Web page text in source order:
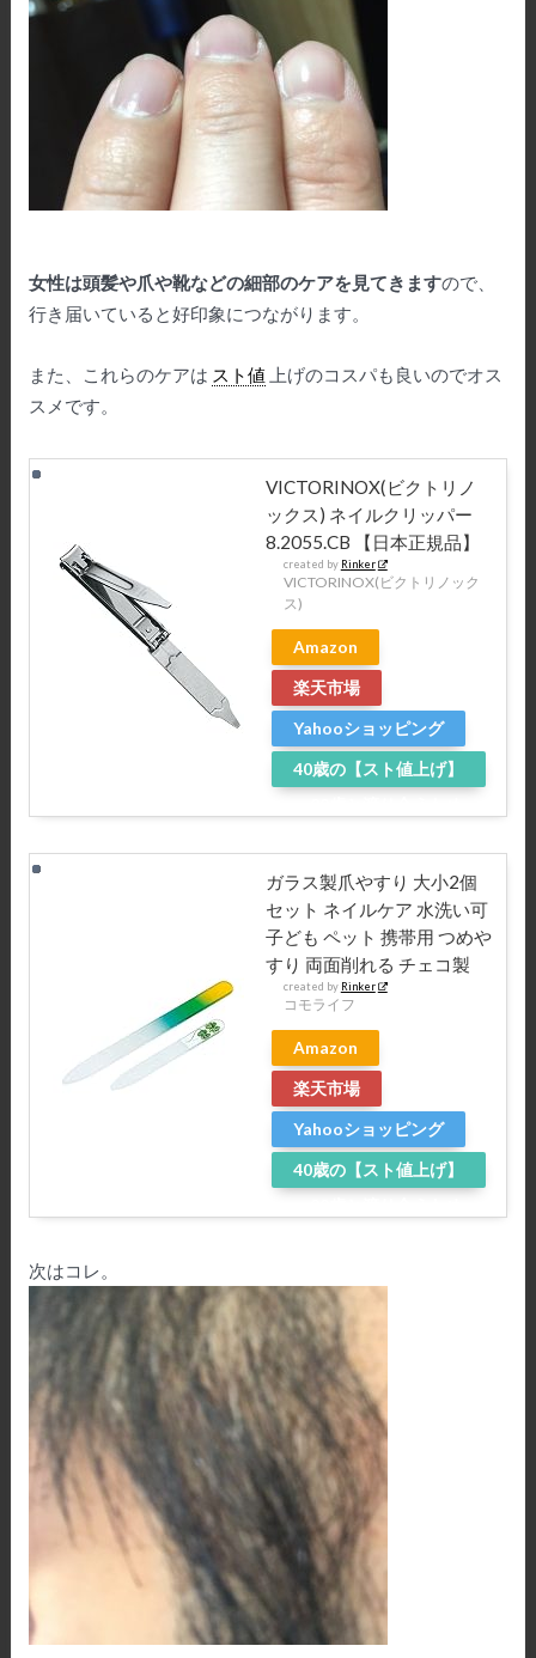
女性は頭髪や爪や靴などの細部のケアを見てきますので、
行き届いていると好印象につながります。
また、これらのケアは スト値 上げのコスパも良いのでオス
スメです。
VICTORINOX(ビクトリノ
ックス) ネイルクリッパー
8.2055.CB 【日本正規品】
created by Rinker
VICTORINOX(ビクトリノック
ス)
Amazon
楽天市場
Yahooショッピング
40歳の【スト値上げ】
ガラス製爪やすり 大小2個
セット ネイルケア 水洗い可
子ども ペット 携帯用 つめや
すり 両面削れる チェコ製
created by Rinker
コモライフ
Amazon
楽天市場
Yahooショッピング
40歳の【スト値上げ】
次はコレ。